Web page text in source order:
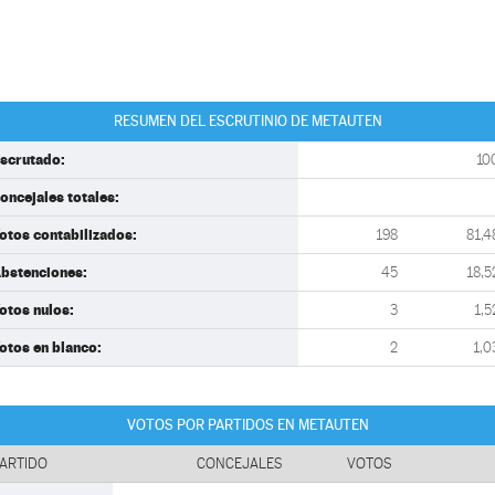
RESUMEN DEL ESCRUTINIO DE METAUTEN
totales:
contabilizados: 198
45
nulos: 3
en blanco: 2
VOTOS POR PARTIDOS EN METAUTEN
CONCEJALES VOTOS